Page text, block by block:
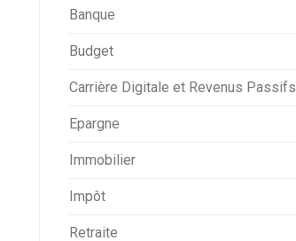
Banque
Budget
Carrière Digitale et Revenus Passifs
Epargne
Immobilier
Impôt
Retraite